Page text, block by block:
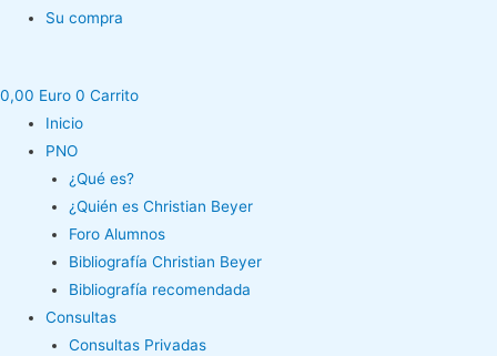
Su compra
0,00 Euro 0 Carrito
Inicio
PNO
¿Qué es?
¿Quién es Christian Beyer
Foro Alumnos
Bibliografía Christian Beyer
Bibliografía recomendada
Consultas
Consultas Privadas